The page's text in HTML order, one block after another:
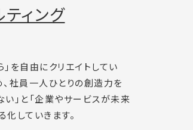
ィング
を自由にクリエイトしてい
、社員一人ひとりの創造力を
」と「企業やサービスが未来
していきます。